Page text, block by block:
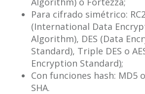
Para cifrado simétrico:
(International Data
Algorithm), DES (Data
Standard), Triple DES o
Encryption Standard);
Con funciones hash: MD5
SHA.